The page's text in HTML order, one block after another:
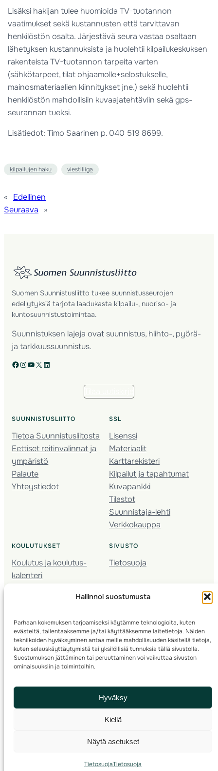
Hallinnoi suostumusta
Parhaan kokemuksen tarjoamiseksi käytämme teknologioita, kuten
evästeitä, tallentaaksemme ja/tai käyttääksemme laitetietoja. Näiden
tekniikoiden hyväksyminen antaa meille mahdollisuuden käsitellä tietoja,
kuten selauskäyttäytymistä tai yksilöllisiä tunnuksia tällä sivustolla.
Suostumuksen jättäminen tai peruuttaminen voi vaikuttaa sivuston
ominaisuuksiin ja toimintoihin.
Hyväksy
Kiellä
Näytä asetukset
TietosuojaTietosuoja
Lisäksi hakijan tulee huomioida TV-tuotannon
vaatimukset sekä kustannusten että tarvittavan
henkilöstön osalta. Järjestävä seura vastaa osaltaan
lähetyksen kustannuksista ja huolehtii kilpailukeskuksen
rakenteista TV-tuotannon tarpeita varten
(sähkötarpeet, tilat ohjaamolle+selostukselle,
mainosmateriaalien kiinnitykset jne.) sekä huolehtii
henkilöstön mahdollisiin kuvaajatehtäviin sekä gps-
seurannan tueksi.
Lisätiedot: Timo Saarinen p. 040 519 8699.
kilpailujen haku viestiliiga
«
Edellinen
Seuraava
»
Suomen Suunnistusliitto tukee suunnistusseurojen
edellytyksiä tarjota laadukasta kilpailu-, nuoriso- ja
kuntosuunnistustoimintaa.
Suunnistuksen lajeja ovat suunnistus, hiihto-, pyörä-
ja tarkkuussuunnistus.
Facebook Instagram YouTube X LinkedIn
SUUNNISTUSLIITTO
Tietoa Suunnistusliitosta
Eettiset reitinvalinnat ja
ympäristö
Palaute
Yhteystiedot
SSL
Lisenssi
Materiaalit
Karttarekisteri
Kilpailut ja tapahtumat
Kuvapankki
Tilastot
Suunnistaja-lehti
Verkkokauppa
KOULUTUKSET
Koulutus ja koulutus­
kalenteri
Seura­kehittäminen
Kartoitus
Ratamestari
SIVUSTO
Tietosuoja
© 2025 ·Suomen Suunnistusliitto· Valimotie 10, 00380 Helsinki, Finland
info(a)suunnistusliitto.fi,Rastilipun asiat: rastilippu(a)suunnistusliitto.fi
Kilpailut ja kuntorastit – Rastilippu:::Rastilipun ohjeet